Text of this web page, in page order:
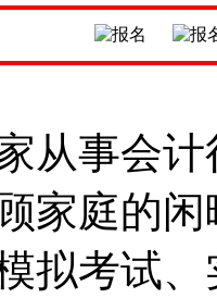
从事会
家庭的
拟考试、